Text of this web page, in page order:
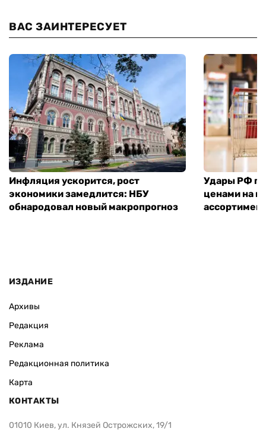
ВАС ЗАИНТЕРЕСУЕТ
Инфляция ускорится, рост
экономики замедлится: НБУ
обнародовал новый макропрогноз
Удары РФ по
ценами на
ИЗДАНИЕ
Архивы
Редакция
Реклама
Редакционная политика
Карта
КОНТАКТЫ
01010 Киев, ул. Князей Острожских, 19/1